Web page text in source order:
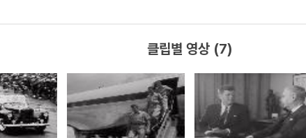
클립별 영상 (7)